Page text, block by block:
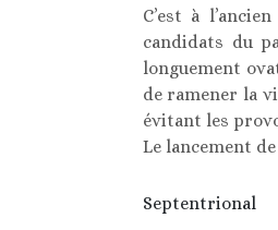
C’est à
candidats du
longuement
de ramener la
évitant les
Le lancement
Septentrional